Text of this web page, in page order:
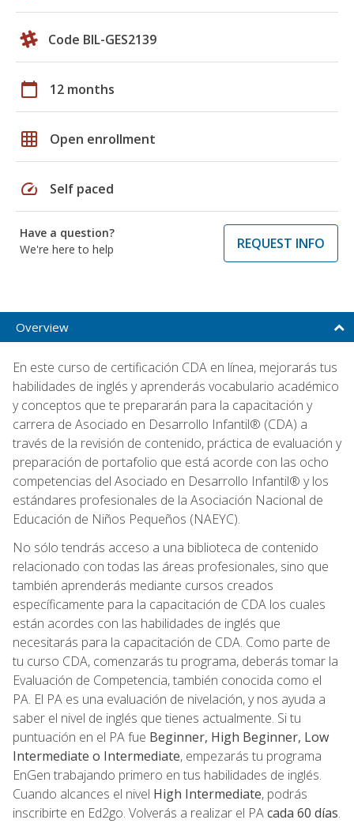
Code BIL-GES2139
calendar_today 12 months
grid_on Open enrollment
speed Self paced
Have a question?
We're here to help
REQUEST INFO
Overview
En este curso de certificación CDA en línea, mejorarás tus
habilidades de inglés y aprenderás vocabulario académico
y conceptos que te prepararán para la capacitación y
carrera de Asociado en Desarrollo Infantil® (CDA) a
través de la revisión de contenido, práctica de evaluación y
preparación de portafolio que está acorde con las ocho
competencias del Asociado en Desarrollo Infantil® y los
estándares profesionales de la Asociación Nacional de
Educación de Niños Pequeños (NAEYC).
No sólo tendrás acceso a una biblioteca de contenido
relacionado con todas las áreas profesionales, sino que
también aprenderás mediante cursos creados
específicamente para la capacitación de CDA los cuales
están acordes con las habilidades de inglés que
necesitarás para la capacitación de CDA. Como parte de
tu curso CDA, comenzarás tu programa, deberás tomar la
Evaluación de Competencia, también conocida como el
PA. El PA es una evaluación de nivelación, y nos ayuda a
saber el nivel de inglés que tienes actualmente. Si tu
puntuación en el PA fue Beginner, High Beginner, Low
Intermediate o Intermediate, empezarás tu programa
EnGen trabajando primero en tus habilidades de inglés.
Cuando alcances el nivel High Intermediate, podrás
inscribirte en Ed2go. Volverás a realizar el PAcada 60 días.